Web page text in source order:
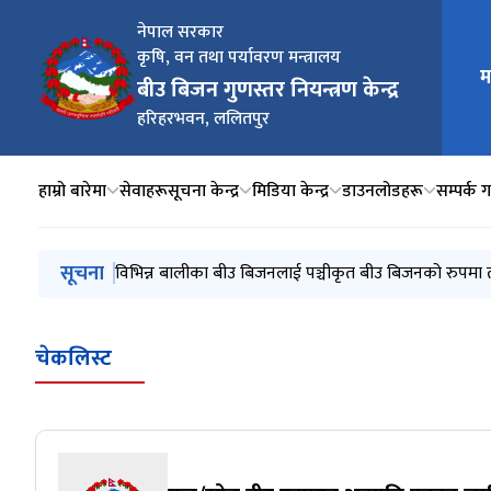
नेपाल सरकार
कृषि, वन तथा पर्यावरण मन्त्रालय
बीउ बिजन गुणस्तर नियन्त्रण केन्द्र
हरिहरभवन, ललितपुर
हाम्रो बारेमा सेवाहरूसूचना केन्द्र मिडिया केन्द्र डाउनलोडहरू सम्पर्क
मुख्य नेभिगेसनमा जानुहोस्
सूचना विभिन्न बालीका बीउ बिजनलाई पञ्चीकृत बीउ बिजनको रुपमा
चेकलिस्ट